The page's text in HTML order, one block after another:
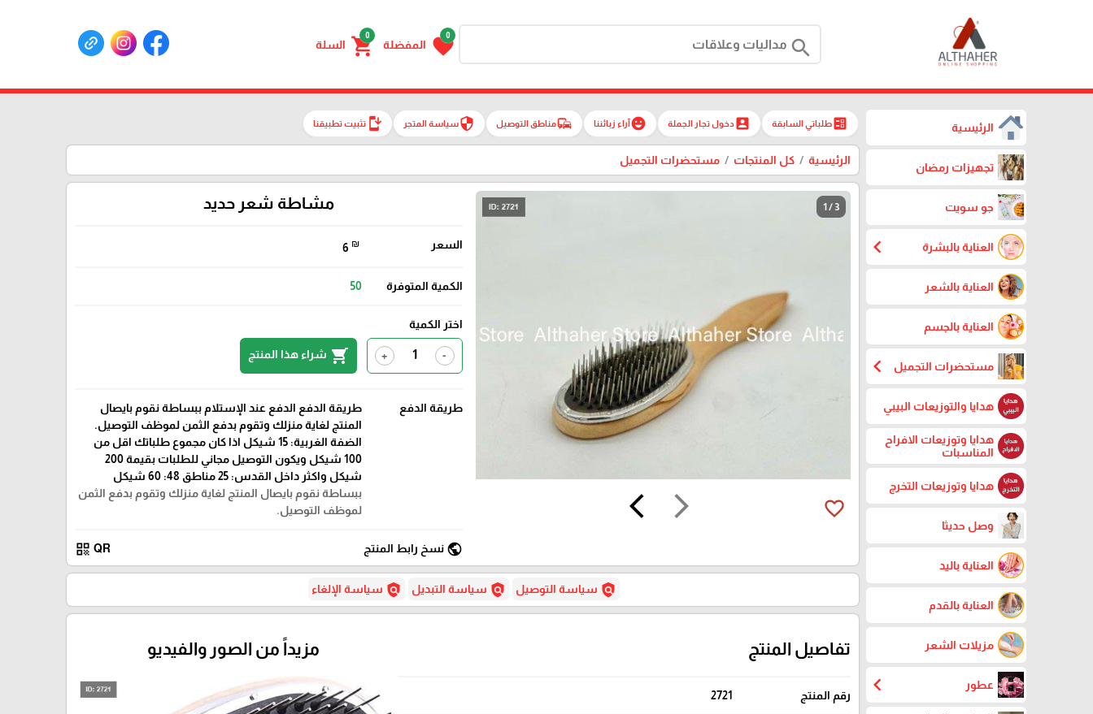
search
0
favorite المفضلة
0
shopping_cart السلة
الرئيسية
تجهيزات رمضان
جو سويت
العناية بالبشرة chevron_left
العناية بالشعر
العناية بالجسم
مستحضرات التجميل chevron_left
هدايا والتوزيعات البيبي
هدايا وتوزيعات الافراح
المناسبات
هدايا وتوزيعات التخرج
وصل حديثا
العناية باليد
العناية بالقدم
مزيلات الشعر
عطور chevron_left
ballotطلباتي السابقة account_boxدخول تجار الجملة emoji_emotionsآراء زبائننا commuteمناطق التوصيل securityسياسة المتجر install_mobileتثبيت تطبيقنا
الرئيسية كل المنتجات مستحضرات التجميل
1 / 3
arrow_forward_ios
arrow_back_ios favorite_border
مشاطة شعر حديد
السعر 6 ₪
الكمية المتوفرة 50
اختر الكمية
-
+
shopping_cart شراء هذا المنتج
طريقة الدفع
طريقة الدفع الدفع عند الإستلام ببساطة نقوم بايصال
المنتج لغاية منزلك وتقوم بدفع الثمن لموظف التوصيل.
الضفة الغربية: 15 شيكل اذا كان مجموع طلباتك اقل من
100 شيكل ويكون التوصيل مجاني للطلبات بقيمة 200
شيكل واكثر داخل القدس: 25 مناطق 48: 60 شيكل
ببساطة نقوم بايصال المنتج لغاية منزلك وتقوم بدفع الثمن
لموظف التوصيل.
public نسخ رابط المنتج QR
qr_code
policy سياسة التوصيل policy سياسة التبديل policy سياسة الإلغاء
تفاصيل المنتج
رقم المنتج 2721
مزيداً من الصور والفيديو